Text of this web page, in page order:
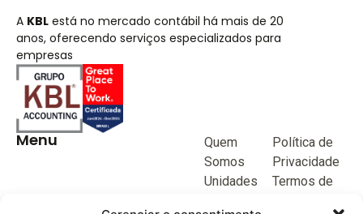
A KBL está no mercado contábil há mais de 20
anos, oferecendo serviços especializados para
empresas
Menu
Quem
Somos
Unidades
Política de
Privacidade
Termos de